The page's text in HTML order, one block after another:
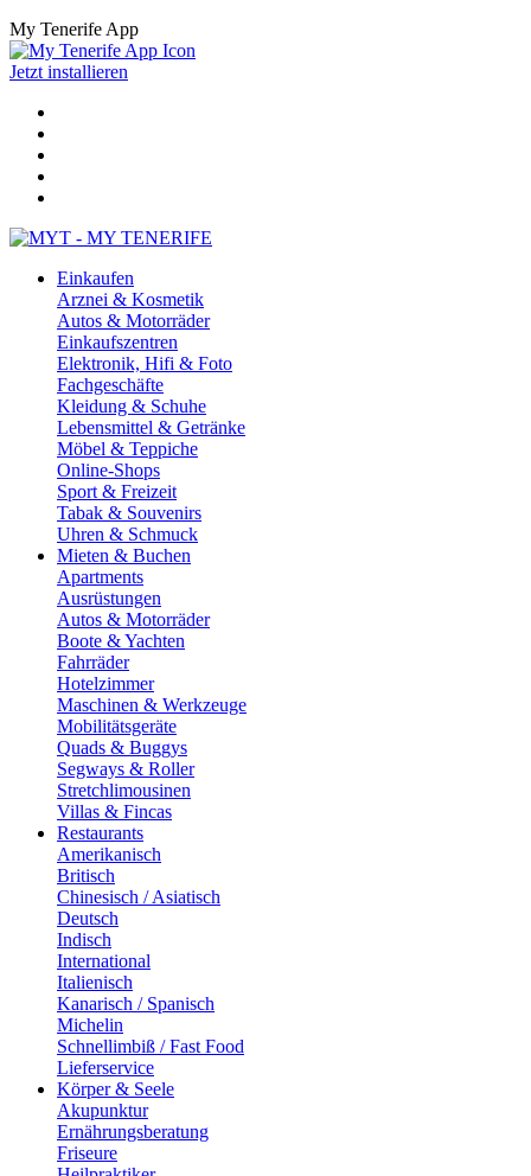
My Tenerife App
Jetzt installieren
Einkaufen
Arznei & Kosmetik
Autos & Motorräder
Einkaufszentren
Elektronik, Hifi & Foto
Fachgeschäfte
Kleidung & Schuhe
Lebensmittel & Getränke
Möbel & Teppiche
Online-Shops
Sport & Freizeit
Tabak & Souvenirs
Uhren & Schmuck
Mieten & Buchen
Apartments
Ausrüstungen
Autos & Motorräder
Boote & Yachten
Fahrräder
Hotelzimmer
Maschinen & Werkzeuge
Mobilitätsgeräte
Quads & Buggys
Segways & Roller
Stretchlimousinen
Villas & Fincas
Restaurants
Amerikanisch
Britisch
Chinesisch / Asiatisch
Deutsch
Indisch
International
Italienisch
Kanarisch / Spanisch
Michelin
Schnellimbiß / Fast Food
Lieferservice
Körper & Seele
Akupunktur
Ernährungsberatung
Friseure